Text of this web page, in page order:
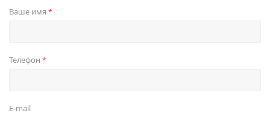
Ваше имя *
Телефон *
E-mail